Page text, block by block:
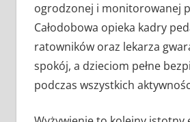
ogrodzonej i monitorowanej
Całodobowa opieka kadry
ratowników oraz lekarza
spokój, a dzieciom pełne
podczas wszystkich